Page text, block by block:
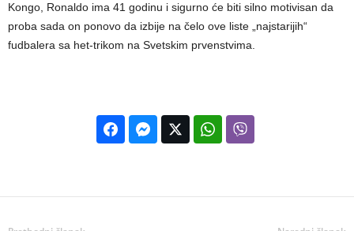
Kongo, Ronaldo ima 41 godinu i sigurno će biti silno motivisan da
proba sada on ponovo da izbije na čelo ove liste „najstarijih“
fudbalera sa het-trikom na Svetskim prvenstvima.